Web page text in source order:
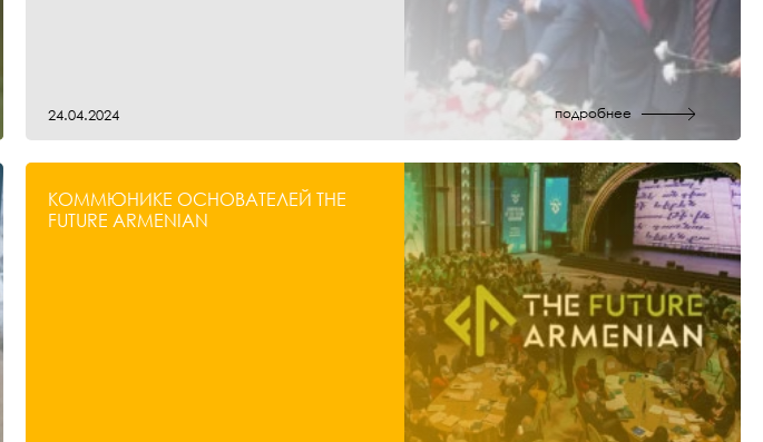
24.04.2024 подробнее
КОММЮНИКЕ ОСНОВАТЕЛЕЙ THE
FUTURE ARMENIAN